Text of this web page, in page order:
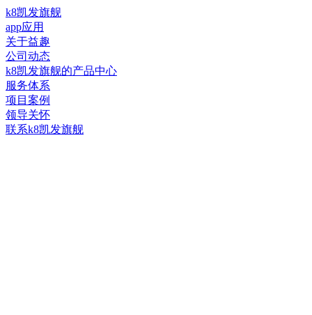
k8凯发旗舰
app应用
关于益趣
公司动态
k8凯发旗舰的产品中心
服务体系
项目案例
领导关怀
联系k8凯发旗舰